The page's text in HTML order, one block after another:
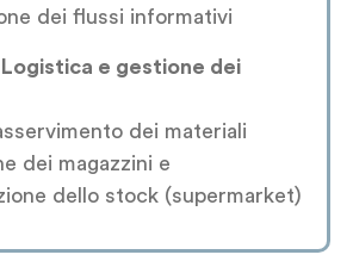
dei flussi informativi
Logistica e gestione dei
dei materiali
dei magazzini e
dello stock (supermarket)